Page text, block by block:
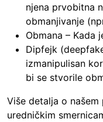
njena prvobitna
obmanjivanje
Obmana – Kada
Dipfejk
izmanipulisan
bi se stvorile
Više detalja o
uredničkim